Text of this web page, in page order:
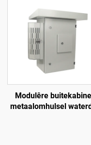
Modulêre
metaalomhulsel